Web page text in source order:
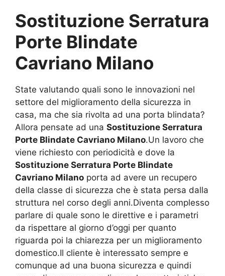
Sostituzione Serratura
Porte Blindate
Cavriano Milano
State valutando quali sono le innovazioni nel
settore del miglioramento della sicurezza in
casa, ma che sia rivolta ad una porta blindata?
Allora pensate ad una Sostituzione Serratura
Porte Blindate Cavriano Milano.Un lavoro che
viene richiesto con periodicità e dove la
Sostituzione Serratura Porte Blindate
Cavriano Milano porta ad avere un recupero
della classe di sicurezza che è stata persa dalla
struttura nel corso degli anni.Diventa complesso
parlare di quale sono le direttive e i parametri
da rispettare al giorno d’oggi per quanto
riguarda poi la chiarezza per un miglioramento
domestico.Il cliente è interessato sempre e
comunque ad una buona sicurezza e quindi